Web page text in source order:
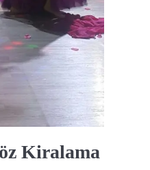
Kiralama